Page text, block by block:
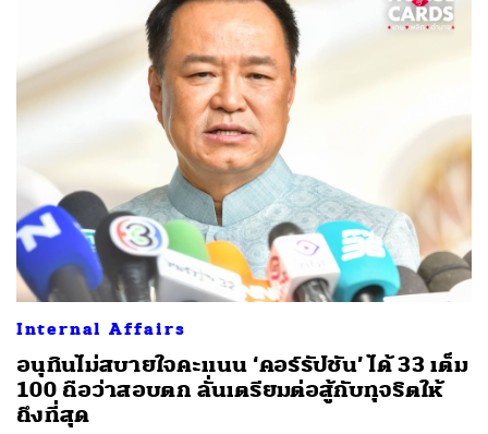
Internal Affairs
อนุทินไม่สบายใจคะแนน ‘คอร์รัปชัน’ ได้ 33 เต็ม
100 ถือว่าสอบตก ลั่นเตรียมต่อสู้กับทุจริตให้
ถึงที่สุด